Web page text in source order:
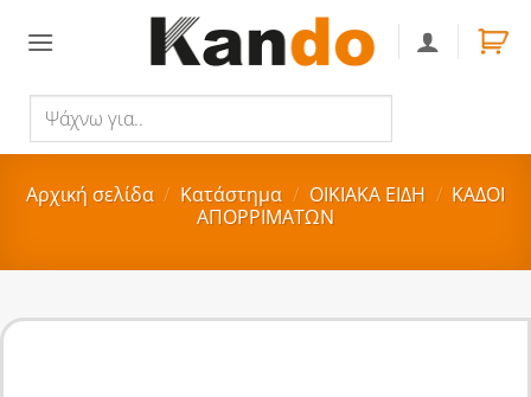
για..
Αρχική σελίδα / Κατάστημα / ΟΙΚΙΑΚA ΕΙΔΗ / ΚΑΔΟΙ
ΑΠΟΡΡΙΜΑΤΩΝ